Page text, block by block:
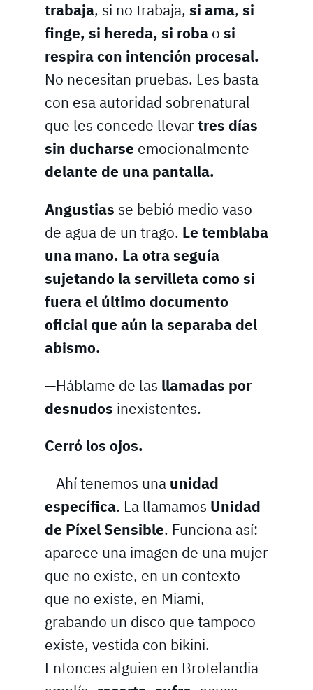
trabaja, si no trabaja, si ama, si
finge, si hereda, si roba o si
respira con intención procesal.
No necesitan pruebas. Les basta
con esa autoridad sobrenatural
que les concede llevartres días
sin ducharse emocionalmente
delante de una pantalla.
Angustias se bebió medio vaso
de agua de un trago. Le temblaba
una mano. La otra seguía
sujetando la servilleta como si
fuera el último documento
oficial que aún la separaba del
abismo.
—Háblame de las llamadas por
desnudos inexistentes.
Cerró los ojos.
—Ahí tenemos una unidad
específica. La llamamos Unidad
de Píxel Sensible. Funciona así:
aparece una imagen de una mujer
que no existe, en un contexto
que no existe, en Miami,
grabando un disco que tampoco
existe, vestida con bikini.
Entonces alguien en Brotelandia